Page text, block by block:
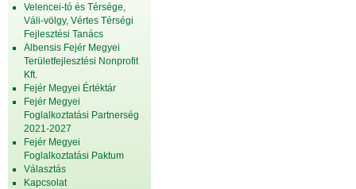
Velencei-tó és Térsége,
Váli-völgy, Vértes Térségi
Fejlesztési Tanács
Albensis Fejér Megyei
Területfejlesztési Nonprofit
Kft.
Fejér Megyei Értéktár
Fejér Megyei
Foglalkoztatási Partnerség
2021-2027
Fejér Megyei
Foglalkoztatási Paktum
Választás
Kapcsolat